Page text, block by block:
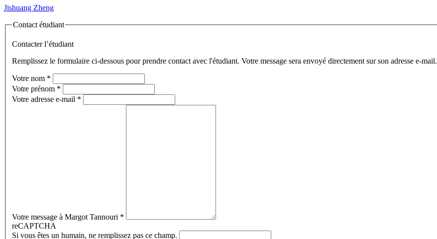
Jishuang Zheng
Contact étudiant
Contacter l’étudiant
Remplissez le formulaire ci-dessous pour prendre contact avec l'étudiant. Votre message sera envoyé directement sur son adresse e-mail.
Votre nom *
Votre prénom *
Votre adresse e-mail *
Votre message à Margot Tannouri *
reCAPTCHA
Si vous êtes un humain, ne remplissez pas ce champ.